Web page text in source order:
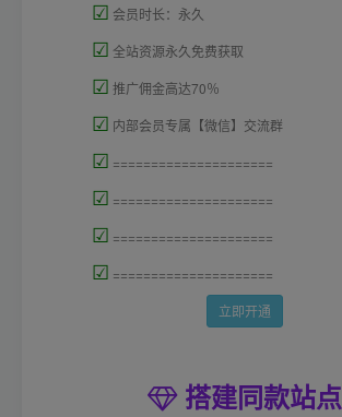
☑ 会员时长：永久
☑ 全站资源永久免费获取
☑ 推广佣金高达70％
☑ 内部会员专属【微信】交流群
☑ =====================
☑ =====================
☑ =====================
☑ =====================
立即开通
搭建同款站点